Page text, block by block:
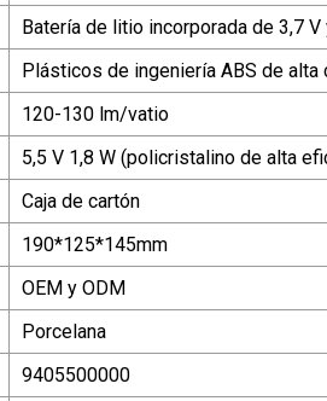
Batería de litio incorporada de 3,7 V
Plásticos de ingeniería ABS de alta
120-130 lm/vatio
5,5 V 1,8 W (policristalino de alta
Caja de cartón
190*125*145mm
OEM y ODM
Porcelana
9405500000